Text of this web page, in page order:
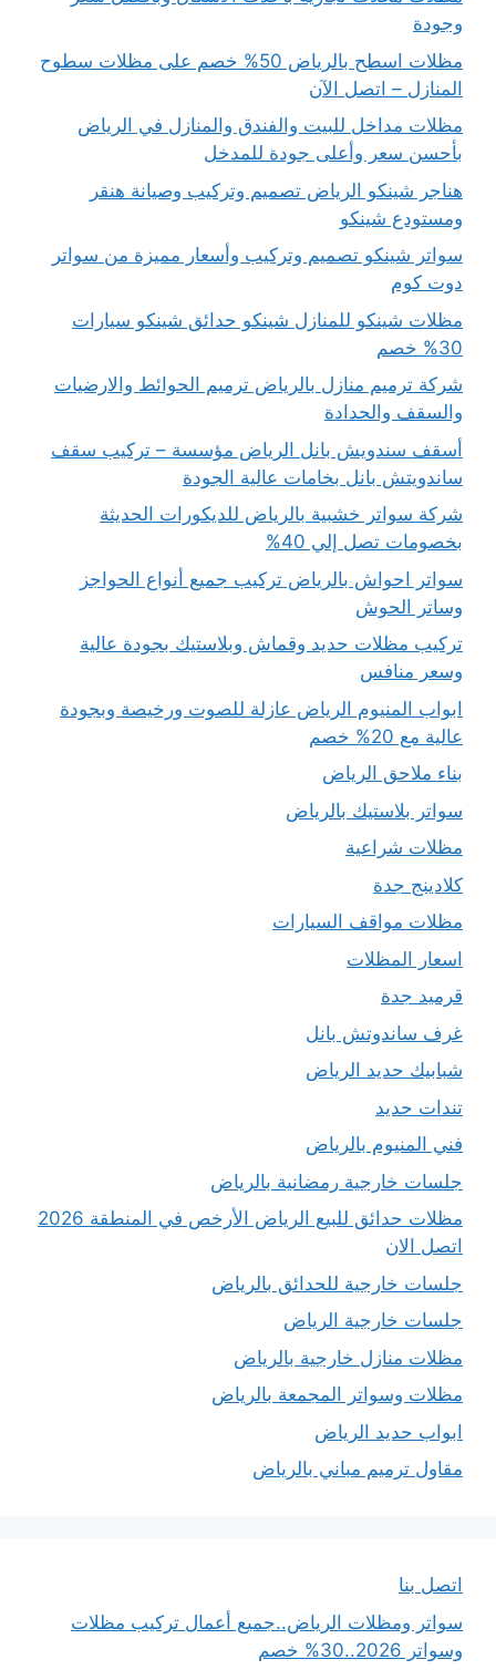
وجودة
مظلات اسطح بالرياض 50% خصم على مظلات سطوح
المنازل – اتصل الآن
مظلات مداخل للبيت والفندق والمنازل في الرياض
بأحسن سعر وأعلى جودة للمدخل
هناجر شينكو الرياض تصميم وتركيب وصيانة هنقر
ومستودع شينكو
سواتر شينكو تصميم وتركيب وأسعار مميزة من سواتر
دوت كوم
مظلات شينكو للمنازل شينكو حدائق شينكو سيارات
30% خصم
شركة ترميم منازل بالرياض ترميم الحوائط والارضيات
والسقف والحدادة
أسقف سندويش بانل الرياض مؤسسة – تركيب سقف
ساندويتش بانل بخامات عالية الجودة
شركة سواتر خشبية بالرياض للديكورات الحديثة
بخصومات تصل إلي 40%
سواتر احواش بالرياض تركيب جميع أنواع الحواجز
وساتر الحوش
تركيب مظلات حديد وقماش وبلاستيك بجودة عالية
وسعر منافس
ابواب المنيوم الرياض عازلة للصوت ورخيصة وبجودة
عالية مع 20% خصم
بناء ملاحق الرياض
سواتر بلاستيك بالرياض
مظلات شراعية
كلادينج جدة
مظلات مواقف السيارات
اسعار المظلات
قرميد جدة
غرف ساندوتش بانل
شبابيك حديد الرياض
تندات حديد
فني المنيوم بالرياض
جلسات خارجية رمضانية بالرياض
مظلات حدائق للبيع الرياض الأرخص في المنطقة 2026
اتصل الان
جلسات خارجية للحدائق بالرياض
جلسات خارجية الرياض
مظلات منازل خارجية بالرياض
مظلات وسواتر المجمعة بالرياض
ابواب حديد الرياض
مقاول ترميم مباني بالرياض
اتصل بنا
سواتر ومظلات الرياض..جميع أعمال تركيب مظلات
وسواتر 2026..30% خصم